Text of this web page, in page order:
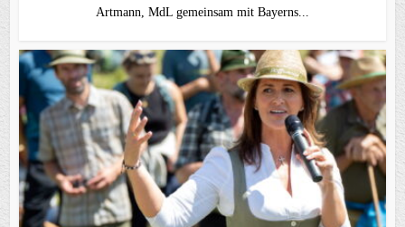
Artmann, MdL gemeinsam mit Bayerns...